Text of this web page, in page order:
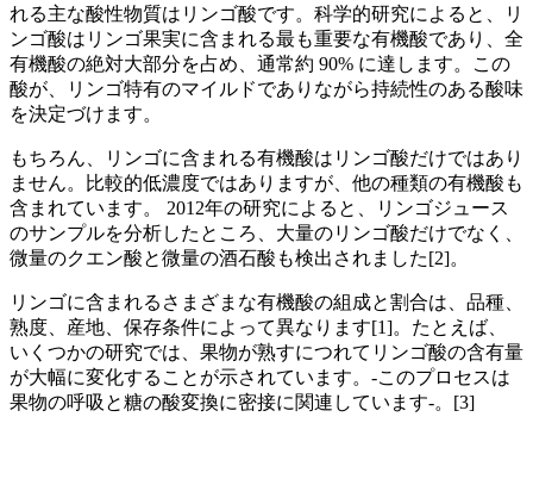
れる主な酸性物質はリンゴ酸です。科学的研究によると、リ
ンゴ酸はリンゴ果実に含まれる最も重要な有機酸であり、全
有機酸の絶対大部分を占め、通常約 90% に達します。この
酸が、リンゴ特有のマイルドでありながら持続性のある酸味
を決定づけます。
もちろん、リンゴに含まれる有機酸はリンゴ酸だけではあり
ません。比較的低濃度ではありますが、他の種類の有機酸も
含まれています。 2012年の研究によると、リンゴジュース
のサンプルを分析したところ、大量のリンゴ酸だけでなく、
微量のクエン酸と微量の酒石酸も検出されました[2]。
リンゴに含まれるさまざまな有機酸の組成と割合は、品種、
熟度、産地、保存条件によって異なります[1]。たとえば、
いくつかの研究では、果物が熟すにつれてリンゴ酸の含有量
が大幅に変化することが示されています。-このプロセスは
果物の呼吸と糖の酸変換に密接に関連しています-。[3]